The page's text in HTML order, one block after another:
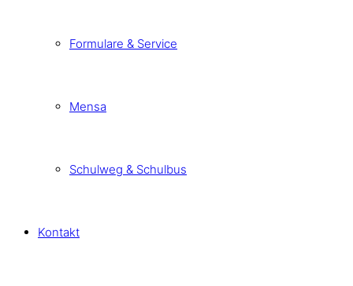
Formulare & Service
Mensa
Schulweg & Schulbus
Kontakt